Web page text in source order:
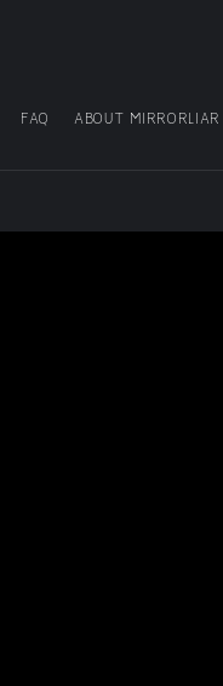
FAQ ABOUT MIRRORLIAR